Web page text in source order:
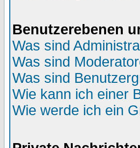
Benutzerebenen
Was sind
Was sind
Was sind
Wie kann ich einer
Wie werde ich ein